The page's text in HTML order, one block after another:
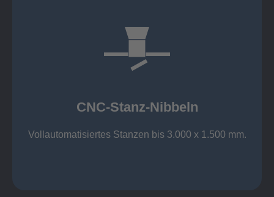
CNC-Stanz-Nibbeln
Vollautomatisiertes Stanzen bis 3.000 x 1.500 mm.
Stahl bis 6 mm
großer Standard-Werkzeug-Park